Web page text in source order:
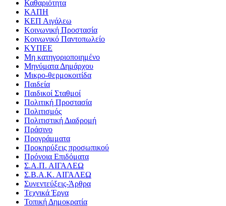
Καθαριότητα
ΚΑΠΗ
ΚΕΠ Αιγάλεω
Κοινωνική Προστασία
Κοινωνικό Παντοπωλείο
ΚΥΠΕΕ
Μη κατηγοριοποιημένο
Μηνύματα Δημάρχου
Μικρο-θερμοκοιτίδα
Παιδεία
Παιδικοί Σταθμοί
Πολιτική Προστασία
Πολιτισμός
Πολιτιστική Διαδρομή
Πράσινο
Προγράμματα
Προκηρύξεις προσωπικού
Πρόνοια Επιδόματα
Σ.Α.Π. ΑΙΓΑΛΕΩ
Σ.Β.Α.Κ. ΑΙΓΑΛΕΩ
Συνεντεύξεις-Άρθρα
Τεχνικά Έργα
Τοπική Δημοκρατία